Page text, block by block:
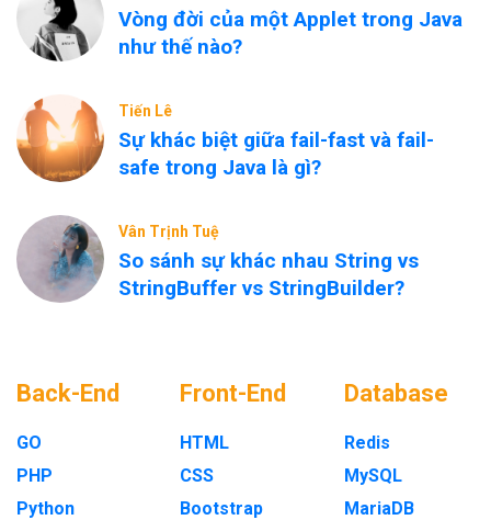
Vòng đời của một Applet trong Java
như thế nào?
Tiến Lê
Sự khác biệt giữa fail-fast và fail-
safe trong Java là gì?
Vân Trịnh Tuệ
So sánh sự khác nhau String vs
StringBuffer vs StringBuilder?
Back-End
GO
PHP
Python
Front-End
HTML
CSS
Bootstrap
Database
Redis
MySQL
MariaDB